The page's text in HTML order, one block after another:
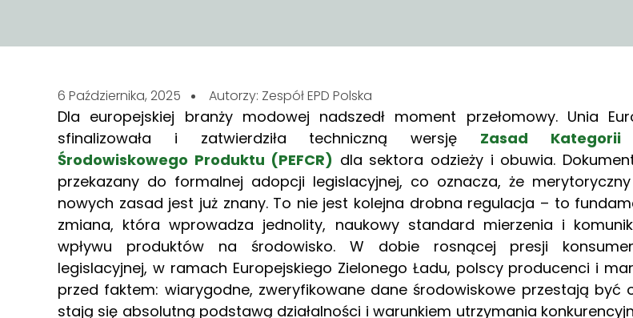
6 Października, 2025 Autorzy: Zespół EPD Polska
Dla europejskiej branży modowej nadszedł moment przełomowy. Unia
sfinalizowała i zatwierdziła techniczną wersję Zasad Kategorii
Środowiskowego Produktu (PEFCR) dla sektora odzieży i obuwia.
przekazany do formalnej adopcji legislacyjnej, co oznacza, że merytoryczny
nowych zasad jest już znany. To nie jest kolejna drobna regulacja – to
zmiana, która wprowadza jednolity, naukowy standard mierzenia i
wpływu produktów na środowisko. W dobie rosnącej presji
legislacyjnej, w ramach Europejskiego Zielonego Ładu, polscy producenci i
przed faktem: wiarygodne, zweryfikowane dane środowiskowe przestają być
stają się absolutną podstawą działalności i warunkiem utrzymania